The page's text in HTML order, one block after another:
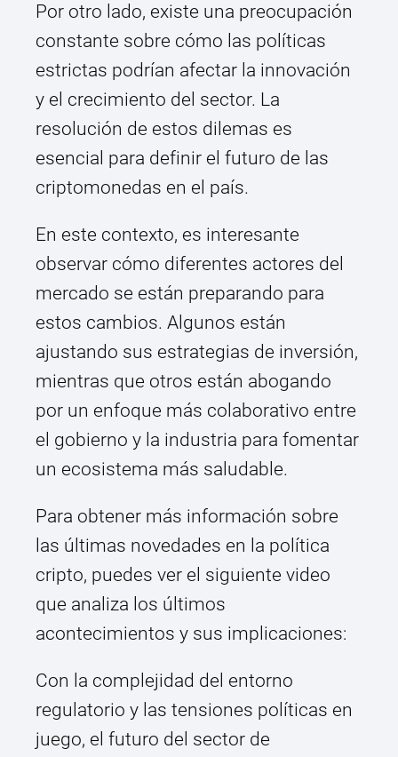
Por otro lado, existe una preocupación
constante sobre cómo las políticas
estrictas podrían afectar la innovación
y el crecimiento del sector. La
resolución de estos dilemas es
esencial para definir el futuro de las
criptomonedas en el país.
En este contexto, es interesante
observar cómo diferentes actores del
mercado se están preparando para
estos cambios. Algunos están
ajustando sus estrategias de inversión,
mientras que otros están abogando
por un enfoque más colaborativo entre
el gobierno y la industria para fomentar
un ecosistema más saludable.
Para obtener más información sobre
las últimas novedades en la política
cripto, puedes ver el siguiente video
que analiza los últimos
acontecimientos y sus implicaciones:
Con la complejidad del entorno
regulatorio y las tensiones políticas en
juego, el futuro del sector de